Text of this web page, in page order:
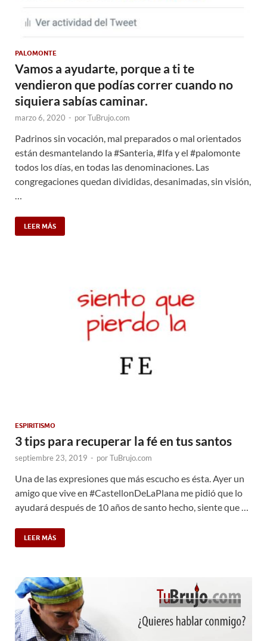
PALOMONTE
Vamos a ayudarte, porque a ti te
vendieron que podías correr cuando no
siquiera sabías caminar.
marzo 6, 2020 - porTuBrujo.com
Padrinos sin vocación, mal preparados o mal orientados
están desmantelando la #Santeria, #Ifa y el #palomonte
todos los días, en todas las denominaciones. Las
congregaciones quedan divididas, desanimadas, sin visión,
LEER MÁS
ESPIRITISMO
3 tips para recuperar la fé en tus santos
septiembre 23, 2019 - porTuBrujo.com
Una de las expresiones que más escucho es ésta. Ayer un
amigo que vive en #CastellonDeLaPlana me pidió que lo
ayudará después de 10 años de santo hecho, siente que …
LEER MÁS